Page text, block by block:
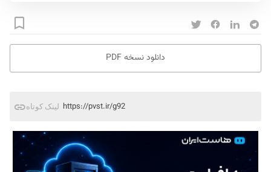
دانلود نسخه PDF
لینک کوتاه https://pvst.ir/g92